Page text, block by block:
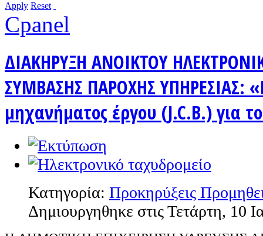
Apply Reset
Cpanel
ΔΙΑΚΗΡΥΞΗ ΑΝΟΙΚΤΟΥ
ΣΥΜΒΑΣΗΣ ΠΑΡΟΧΗΣ ΥΠΗΡΕΣΙΑΣ:
μηχανήματος έργου (J.C.B.) για
Κατηγορία: Προκηρύξεις
Δημιουργηθηκε στις Τετάρτη, 10